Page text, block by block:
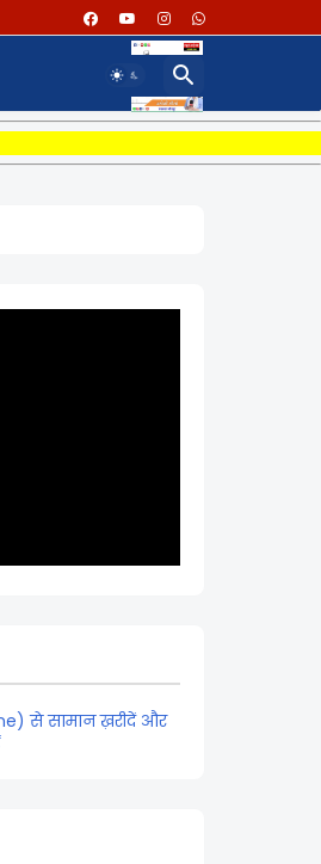
से सामान ख़रीदें और